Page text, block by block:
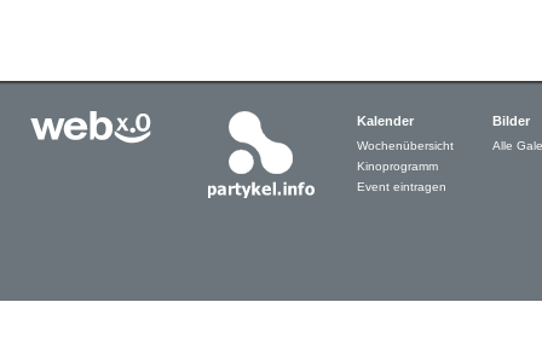
Kalender
Wochenübersicht
Kinoprogramm
Event eintragen
Bilder
Alle